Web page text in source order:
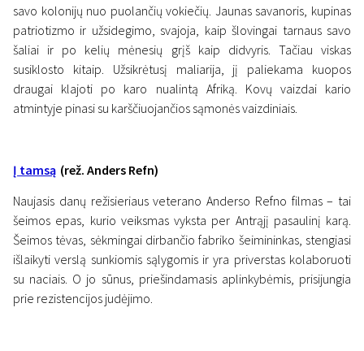
savo kolonijų nuo puolančių vokiečių. Jaunas savanoris, kupinas
patriotizmo ir užsidegimo, svajoja, kaip šlovingai tarnaus savo
šaliai ir po kelių mėnesių grįš kaip didvyris. Tačiau viskas
susiklosto kitaip. Užsikrėtusį maliarija, jį paliekama kuopos
draugai klajoti po karo nualintą Afriką. Kovų vaizdai kario
atmintyje pinasi su karščiuojančios sąmonės vaizdiniais.
Į tamsą (rež. Anders Refn)
Naujasis danų režisieriaus veterano Anderso Refno filmas – tai
šeimos epas, kurio veiksmas vyksta per Antrąjį pasaulinį karą.
Šeimos tėvas, sėkmingai dirbančio fabriko šeimininkas, stengiasi
išlaikyti verslą sunkiomis sąlygomis ir yra priverstas kolaboruoti
su naciais. O jo sūnus, priešindamasis aplinkybėmis, prisijungia
prie rezistencijos judėjimo.